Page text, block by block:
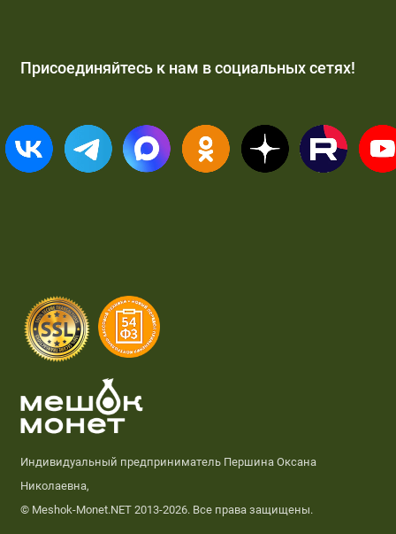
Присоединяйтесь к нам в социальных сетях!
Индивидуальный предприниматель Першина Оксана
Николаевна,
© Meshok-Monet.NET 2013-2026. Все права защищены.